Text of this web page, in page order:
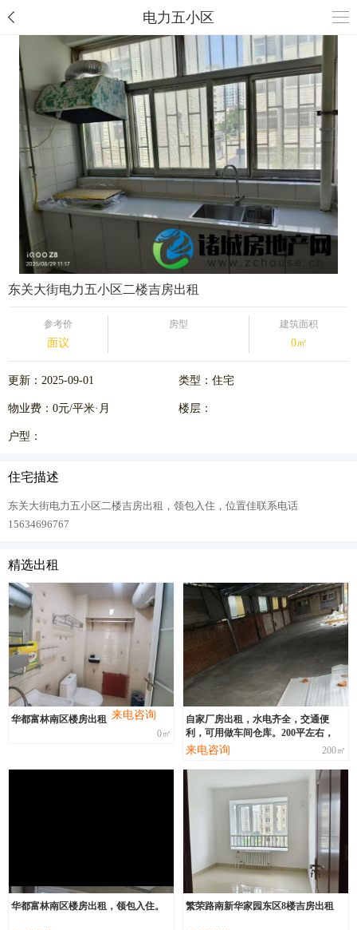
电力五小区
东关大街电力五小区二楼吉房出租
参考价
面议
房型 建筑面积
0㎡
更新：2025-09-01 类型：住宅
物业费：0元/平米·月 楼层：
户型：
住宅描述
东关大街电力五小区二楼吉房出租，领包入住，位置佳联系电话
15634696767
精选出租
华都富林南区楼房出租 来电咨询
0㎡
自家厂房出租，水电齐全，交通便
利，可用做车间仓库。200平左右，
来电咨询 200㎡
华都富林南区楼房出租，领包入住。 繁荣路南新华家园东区8楼吉房出租